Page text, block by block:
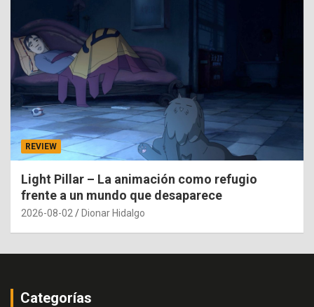
REVIEW
Light Pillar – La animación como refugio
frente a un mundo que desaparece
2026-08-02 Dionar Hidalgo
Categorías